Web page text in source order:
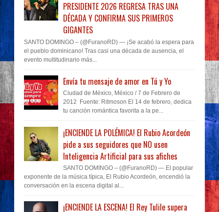
PRESIDENTE 2026 REGRESA TRAS UNA
DÉCADA Y CONFIRMA SUS PRIMEROS
GIGANTES
SANTO DOMINGO – (@FuranoRD) — ¡Se acabó la espera para
el pueblo dominicano! Tras casi una década de ausencia, el
evento multitudinario más...
Envía tu mensaje de amor en Tú y Yo
Ciudad de México, México / 7 de Febrero de
2012 Fuente: Ritmoson El 14 de febrero, dedica
tu canción romántica favorita a la pe...
¡ENCIENDE LA POLÉMICA! El Rubio Acordeón
pide a sus seguidores que NO usen
Inteligencia Artificial para sus afiches
SANTO DOMINGO – (@FuranoRD) — El popular
exponente de la música típica, El Rubio Acordeón, encendió la
conversación en la escena digital al...
¡ENCIENDE LA ESCENA! El Rey Tulile supera